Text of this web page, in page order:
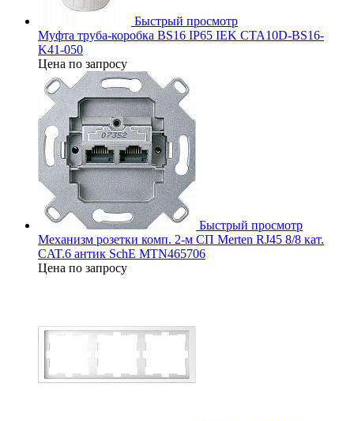
Быстрый просмотр
Муфта труба-коробка BS16 IP65 IEK CTA10D-BS16-
K41-050
Цена по запросу
Быстрый просмотр
Механизм розетки комп. 2-м СП Merten RJ45 8/8 кат.
CAT.6 антик SchE MTN465706
Цена по запросу